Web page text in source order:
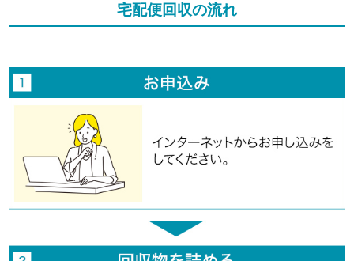
宅配便回収の流れ